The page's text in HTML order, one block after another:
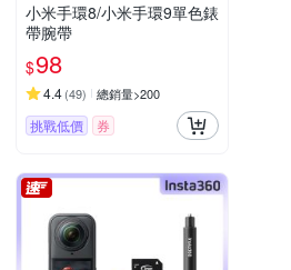
小米手環8/小米手環9單色錶
帶腕帶
$98
4.4(49) 總銷量>200
挑戰低價 券